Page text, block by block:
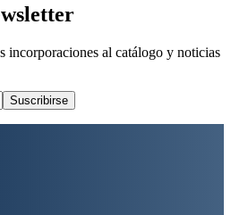
incorporaciones al catálogo y noticias
Suscribirse